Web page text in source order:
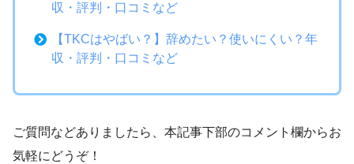
収・評判・口コミなど
【TKCはやばい？】辞めたい？使いにくい？年
収・評判・口コミなど
ご質問などありましたら、本記事下部のコメント欄からお
気軽にどうぞ！